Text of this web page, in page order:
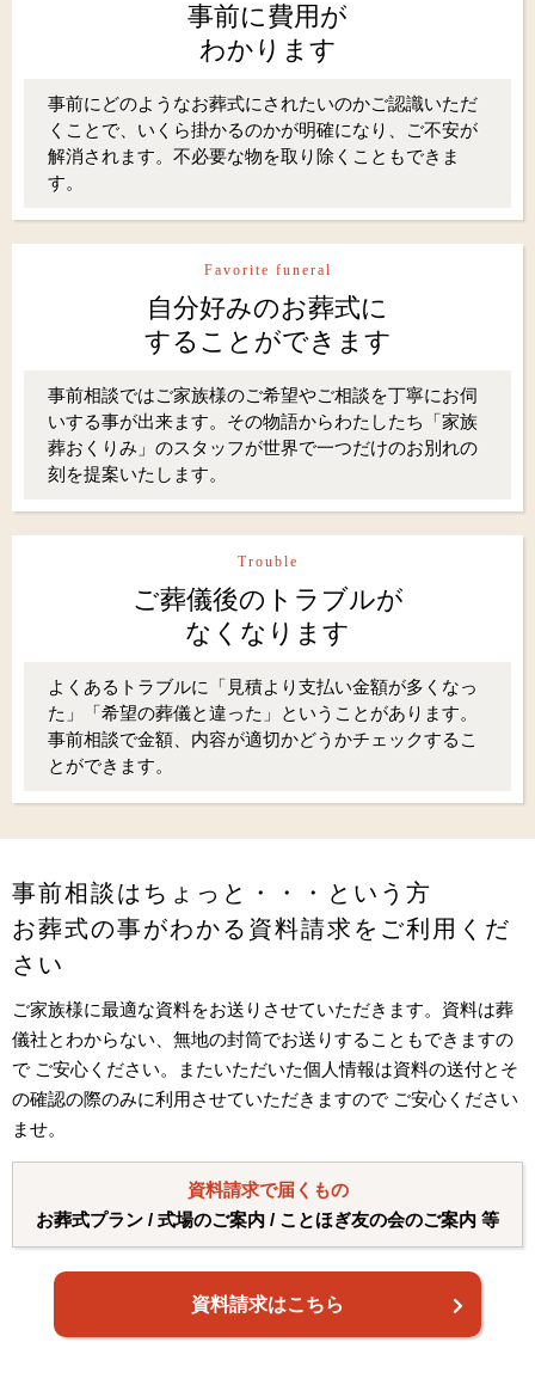
事前に費用が
わかります
事前にどのようなお葬式にされたいのかご認識いただ
くことで、いくら掛かるのかが明確になり、ご不安が
解消されます。不必要な物を取り除くこともできま
す。
Favorite funeral
自分好みのお葬式に
することができます
事前相談ではご家族様のご希望やご相談を丁寧にお伺
いする事が出来ます。その物語からわたしたち「家族
葬おくりみ」のスタッフが世界で一つだけのお別れの
刻を提案いたします。
Trouble
ご葬儀後のトラブルが
なくなります
よくあるトラブルに「見積より支払い金額が多くなっ
た」「希望の葬儀と違った」ということがあります。
事前相談で金額、内容が適切かどうかチェックするこ
とができます。
事前相談はちょっと・・・という方
お葬式の事がわかる資料請求をご利用くだ
さい
ご家族様に最適な資料をお送りさせていただきます。資料は葬
儀社とわからない、無地の封筒でお送りすることもできますの
で ご安心ください。またいただいた個人情報は資料の送付とそ
の確認の際のみに利用させていただきますので ご安心ください
ませ。
資料請求で届くもの
お葬式プラン / 式場のご案内 / ことほぎ友の会のご案内 等
資料請求はこちら